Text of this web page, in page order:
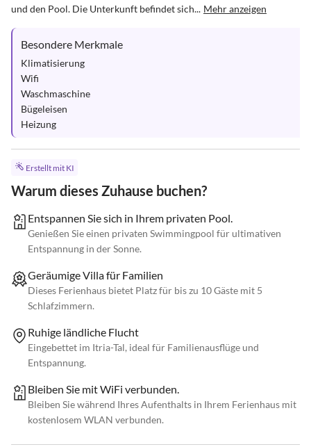
und den Pool. Die Unterkunft befindet sich... Mehr anzeigen
Besondere Merkmale
Klimatisierung
Wifi
Waschmaschine
Bügeleisen
Heizung
Erstellt mit KI
Warum dieses Zuhause buchen?
Entspannen Sie sich in Ihrem privaten Pool.
Genießen Sie einen privaten Swimmingpool für ultimativen
Entspannung in der Sonne.
Geräumige Villa für Familien
Dieses Ferienhaus bietet Platz für bis zu 10 Gäste mit 5
Schlafzimmern.
Ruhige ländliche Flucht
Eingebettet im Itria-Tal, ideal für Familienausflüge und
Entspannung.
Bleiben Sie mit WiFi verbunden.
Bleiben Sie während Ihres Aufenthalts in Ihrem Ferienhaus mit
kostenlosem WLAN verbunden.